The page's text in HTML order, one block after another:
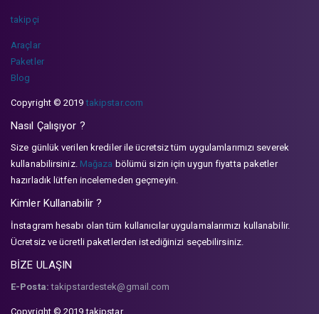
takipçi
Araçlar
Paketler
Blog
Copyright © 2019takipstar.com
Nasıl Çalışıyor ?
Size günlük verilen krediler ile ücretsiz tüm uygulamlarımızı severek
kullanabilirsiniz. Mağaza bölümü sizin için uygun fiyatta paketler
hazırladık lütfen incelemeden geçmeyin.
Kimler Kullanabilir ?
İnstagram hesabı olan tüm kullanıcılar uygulamalarımızı kullanabilir.
Ücretsiz ve ücretli paketlerden istediğinizi seçebilirsiniz.
BİZE ULAŞIN
E-Posta: takipstardestek@gmail.com
Copyright © 2019 takipstar.